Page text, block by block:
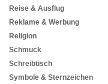
Reise & Ausflug
Reklame & Werbung
Religion
Schmuck
Schreibtisch
Symbole & Sternzeichen